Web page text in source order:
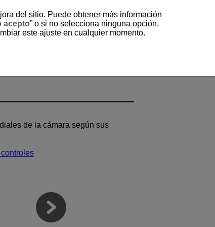
de la cámara según sus
del sitio. Puede obtener más información
acepto” o si no selecciona ninguna opción,
este ajuste en cualquier momento.